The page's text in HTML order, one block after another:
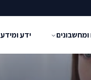
ומחשבונים ידע ומידע